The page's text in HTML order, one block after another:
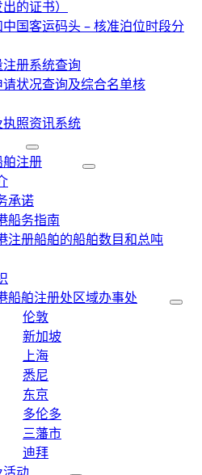
的证书）
国客运码头 – 核准泊位时段分
册系统查询
状况查询及综合名单核
照资讯系统
注册
承诺
船务指南
注册船舶的船舶数目和总吨
船舶注册处区域办事处
伦敦
新加坡
上海
悉尼
东京
多伦多
三藩市
迪拜